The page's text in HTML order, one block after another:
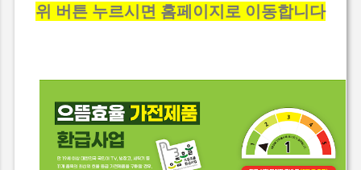
위 버튼 누르시면 홈페이지로 이동합니다